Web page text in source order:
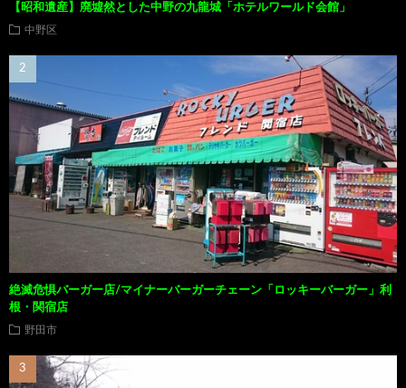
【昭和遺産】廃墟然とした中野の九龍城「ホテルワールド会館」
中野区
絶滅危惧バーガー店/マイナーバーガーチェーン「ロッキーバーガー」利
根・関宿店
野田市